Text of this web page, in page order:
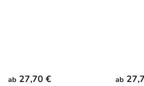
ab 27,70 € ab